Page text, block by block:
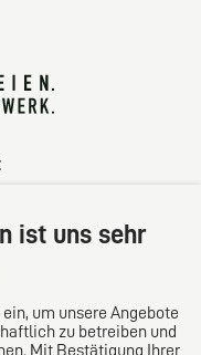
ist uns sehr
um unsere Angebote
zu betreiben und
Mit Bestätigung Ihrer